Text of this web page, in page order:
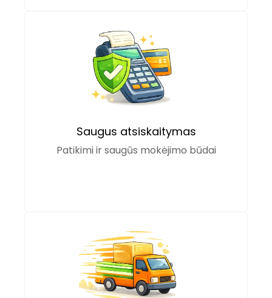
Saugus atsiskaitymas
Patikimi ir saugūs mokėjimo būdai